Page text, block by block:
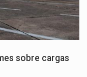
sobre cargas